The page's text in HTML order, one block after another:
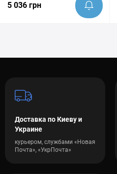
5 036 грн
Доставка по Киеву и
Украине
курьером, службами «Новая
Почта», «УкрПочта»